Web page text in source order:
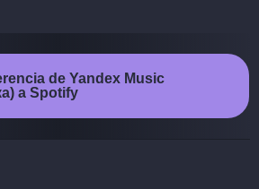
de Yandex Music
a Spotify